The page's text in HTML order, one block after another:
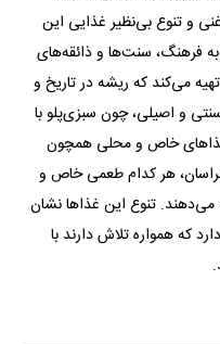
و تنوع بی‌نظیر غذایی این
فرهنگ، سنت‌ها و ذائقه‌های
می‌کند که ریشه در تاریخ و
و اصیلی، چون سبزی‌پلو با
خاص و محلی همچون
هر کدام طعمی خاص و
می‌دهند. تنوع این غذا‌ها نشان
که همواره تلاش دارند با